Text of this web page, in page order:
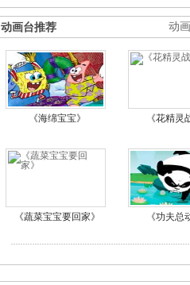
动
动画台推荐
《海绵宝宝》 《花精灵
《蔬菜宝宝要回家》 《功夫总